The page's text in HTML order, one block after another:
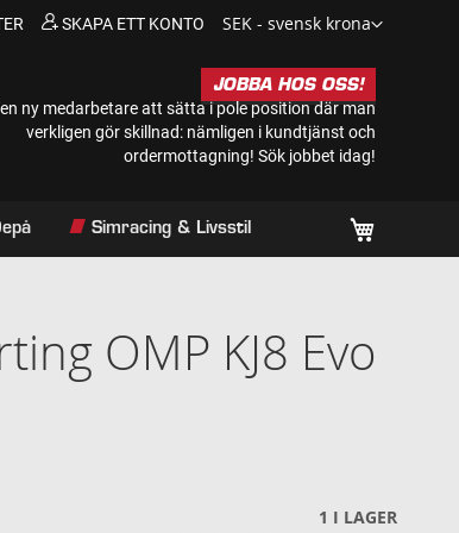
Valuta
SEK - svensk krona
SKAPA ETT KONTO
JOBBA HOS OSS!
ny medarbetare att sätta i pole position där man
verkligen gör skillnad: nämligen i kundtjänst och
ordermottagning! Sök jobbet idag!
Simracing & Livsstil
OMP KJ8 Evo
1 I LAGER